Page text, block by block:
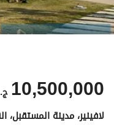
10,500,000
لافينير، مدينة المستقبل،